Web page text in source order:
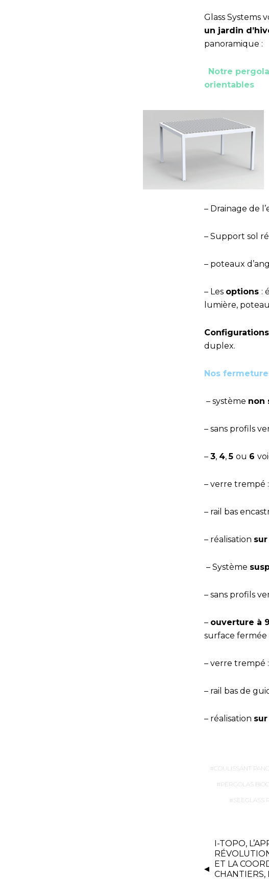
Glass Systems
un jardin
panoramique :
Notre
orientables
– Drainage de
– Support sol
– poteaux
– Les options :
lumière,
duplex.
Nos
– système non
– sans profils
– 3, 4,5 ou 6
– verre trempé
– rail bas
– réalisation
– Système
– sans profils
– ouverture à
surface fermée
– verre trempé
– rail bas de
– réalisation
COULISSANT
PERGOLAS
SEEGLASS
I-TOPO,
ET LA
CHANTIERS,